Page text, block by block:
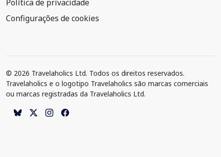
Política de privacidade
Configurações de cookies
© 2026 Travelaholics Ltd. Todos os direitos reservados.
Travelaholics e o logotipo Travelaholics são marcas comerciais
ou marcas registradas da Travelaholics Ltd.